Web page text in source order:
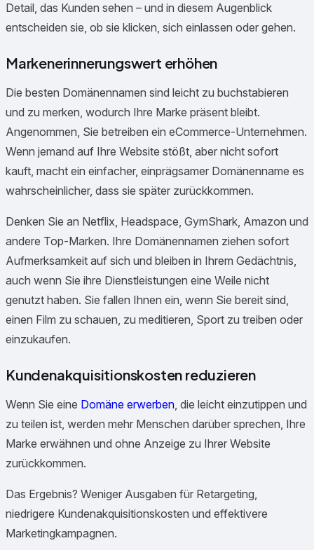
Detail, das Kunden sehen – und in diesem Augenblick
entscheiden sie, ob sie klicken, sich einlassen oder gehen.
Markenerinnerungswert erhöhen
Die besten Domänennamen sind leicht zu buchstabieren
und zu merken, wodurch Ihre Marke präsent bleibt.
Angenommen, Sie betreiben ein eCommerce-Unternehmen.
Wenn jemand auf Ihre Website stößt, aber nicht sofort
kauft, macht ein einfacher, einprägsamer Domänenname es
wahrscheinlicher, dass sie später zurückkommen.
Denken Sie an Netflix, Headspace, GymShark, Amazon und
andere Top-Marken. Ihre Domänennamen ziehen sofort
Aufmerksamkeit auf sich und bleiben in Ihrem Gedächtnis,
auch wenn Sie ihre Dienstleistungen eine Weile nicht
genutzt haben. Sie fallen Ihnen ein, wenn Sie bereit sind,
einen Film zu schauen, zu meditieren, Sport zu treiben oder
einzukaufen.
Kundenakquisitionskosten reduzieren
Wenn Sie eine Domäne erwerben, die leicht einzutippen und
zu teilen ist, werden mehr Menschen darüber sprechen, Ihre
Marke erwähnen und ohne Anzeige zu Ihrer Website
zurückkommen.
Das Ergebnis? Weniger Ausgaben für Retargeting,
niedrigere Kundenakquisitionskosten und effektivere
Marketingkampagnen.